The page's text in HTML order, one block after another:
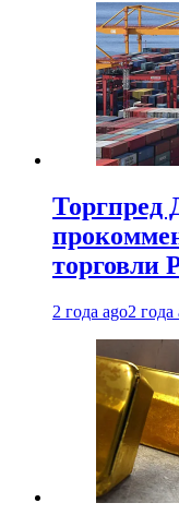
Торгпред
торговли
2 года ago2 года